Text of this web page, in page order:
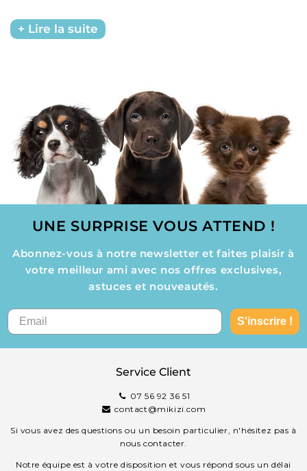
Lire la suite
UNE SURPRISE VOUS ATTEND !
Abonnez-vous à notre newsletter et faites plaisir à
votre meilleur ami avec nos offres exclusives,
astuces et nouveautés.
S'inscrire !
Service Client
07 56 92 36 51
contact@mikizi.com
Si vous avez des questions ou un besoin particulier, n'hésitez pas à
nous contacter.
Notre équipe est à votre disposition et vous répond sous un délai